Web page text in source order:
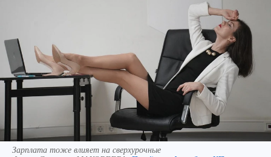
Зарплата тоже влияет на сверхурочные